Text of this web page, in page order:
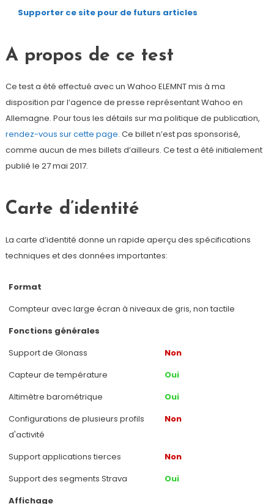
Supporter ce site pour de futurs articles
A propos de ce test
Ce test a été effectué avec un Wahoo ELEMNT mis à ma
disposition par l’agence de presse représentant Wahoo en
Allemagne. Pour tous les détails sur ma politique de publication,
rendez-vous sur cette page. Ce billet n’est pas sponsorisé,
comme aucun de mes billets d’ailleurs. Ce test a été initialement
publié le 27 mai 2017.
Carte d’identité
La carte d’identité donne un rapide aperçu des spécifications
techniques et des données importantes:
Format
Compteur avec large écran à niveaux de gris, non tactile
Fonctions générales
Support de Glonass
Non
Capteur de température
Oui
Altimètre barométrique
Oui
Configurations de plusieurs profils
d'activité
Non
Support applications tierces
Non
Support des segments Strava
Oui
Affichage